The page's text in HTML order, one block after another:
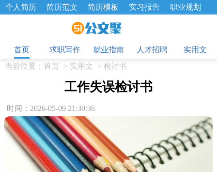
个人简历 简历范文 简历模板 实习报告
职业规划
招聘选拔 绩效考核
工作总结
辞职报告
首页
求职写作 就业指南 人才招聘
实用文
当前位置： 首页 > 实用文 > 检讨书
工作失误检讨书
时间：2026-05-09 21:30:36